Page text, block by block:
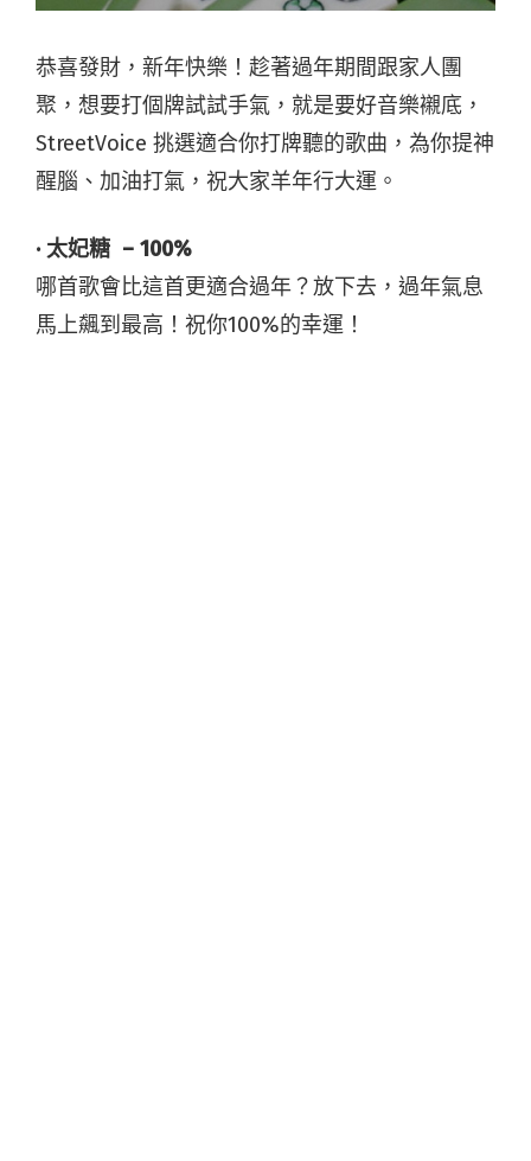
恭喜發財，新年快樂！趁著過年期間跟家人團
聚，想要打個牌試試手氣，就是要好音樂襯底，
StreetVoice 挑選適合你打牌聽的歌曲，為你提神
醒腦、加油打氣，祝大家羊年行大運。
· 太妃糖 – 100%
哪首歌會比這首更適合過年？放下去，過年氣息
馬上飆到最高！祝你100%的幸運！